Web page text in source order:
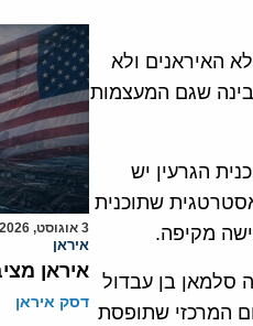
האיראנים ולא
שגם המעצמות
הגרעין יש
שתוכנית
מקיפה.
סלמאן בן עבדול
המרכזי שתופסת
3 אוגוסט, 2026
איראן
איראן
דסק איראן